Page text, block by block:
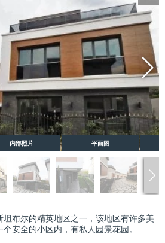
内部照片 平面图
布尔的精英地区之一，该地区有许多美
安全的小区内，有私人园景花园。